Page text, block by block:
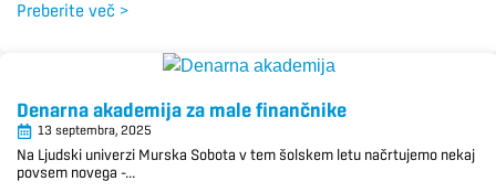
Preberite več >
Denarna akademija za male finančnike
13 septembra, 2025
Na Ljudski univerzi Murska Sobota v tem šolskem letu načrtujemo nekaj
povsem novega –...